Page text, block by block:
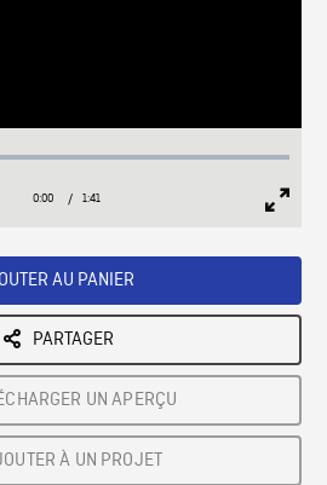
:
Current
0:00 / Duration
1:41
AU PANIER
PARTAGER
UN APERÇU
À UN PROJET